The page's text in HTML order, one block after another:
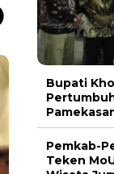
Bupati
Pemkab-
Teken